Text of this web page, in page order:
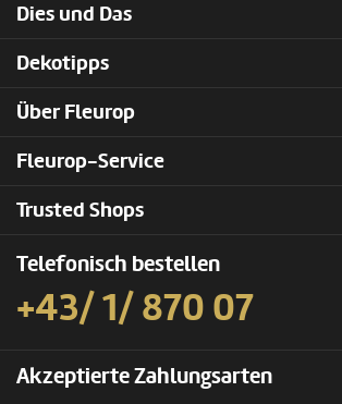
Dies und Das
Dekotipps
Über Fleurop
Fleurop-Service
Trusted Shops
Telefonisch bestellen
+43/ 1/ 870 07
Akzeptierte Zahlungsarten